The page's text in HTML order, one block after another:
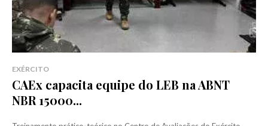
EXÉRCITO
CAEx capacita equipe do LEB na ABNT
NBR 15000...